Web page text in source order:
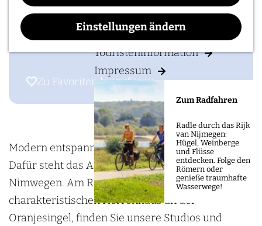
Einstellungen ändern
Unterkunften
Anreise & Parken
Touristeninformation
Impressum
Zum Radfahren
Radle durch das Rijk
van Nijmegen:
Hügel, Weinberge
und Flüsse
entdecken. Folge den
Römern oder
genieße traumhafte
Wasserwege!
Route planenb
i
s
H
o
t
e
l
O
r
a
n
j
Routeb
s
e
l
O
r
a
Zu Favoriten hinzufügen
Zu Favoriten hinzufügen
Modern entspannen in einer historischen Stadt:
Dafür steht das Aparthotel Oranjestaete in
Nimwegen. Am Rande der Innenstadt, in einem
charakteristischen Herrenhaus an der
Oranjesingel, finden Sie unsere Studios und